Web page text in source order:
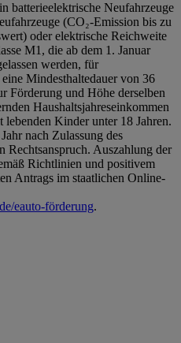
batterieelektrische Neufahrzeuge
(CO₂-Emission bis zu
oder elektrische Reichweite
M1, die ab dem 1. Januar
werden, für
Mindesthaltedauer von 36
Förderung und Höhe derselben
Haushaltsjahreseinkommen
Kinder unter 18 Jahren.
nach Zulassung des
Rechtsanspruch. Auszahlung der
Richtlinien und positivem
Antrags im staatlichen Online-
eauto-förderung.